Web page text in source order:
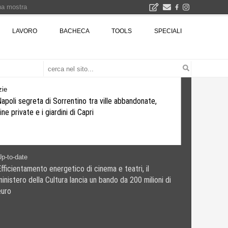
LAVORO BACHECA TOOLS SPECIALI
Napoli segreta di Sorrentino tra ville abbandonate,
private e i giardini di Capri
date
energetico di cinema e teatri, il
della Cultura lancia un bando da 200 milioni di
mostra